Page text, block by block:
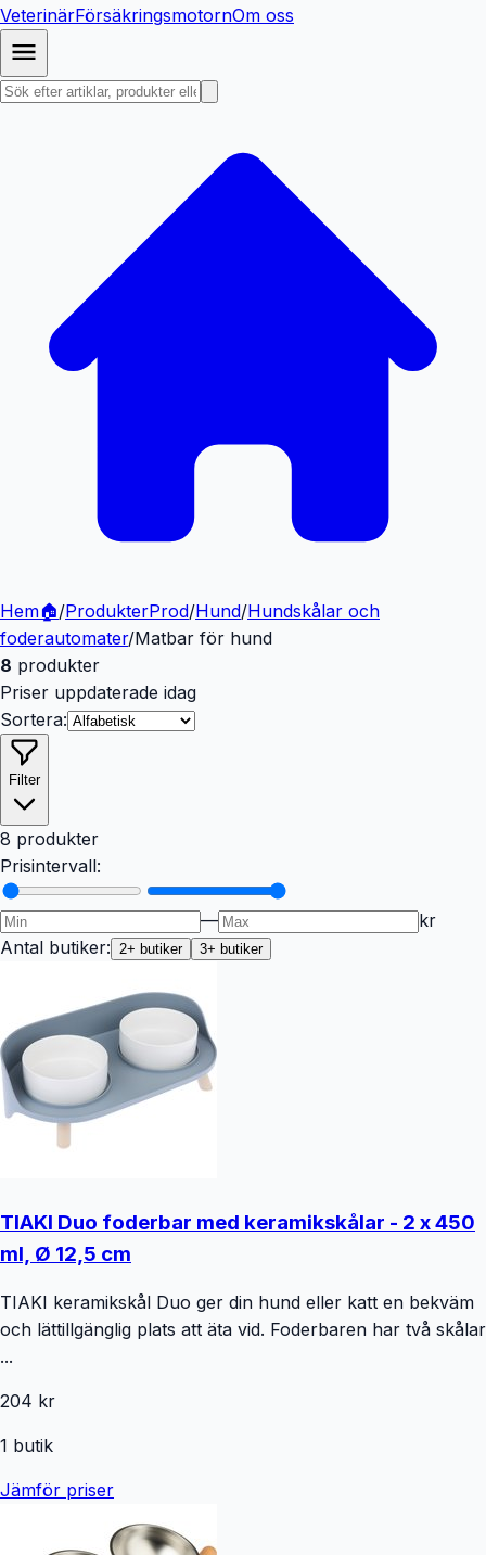
VeterinärFörsäkringsmotornOm oss
Hem🏠/ProdukterProd/Hund/Hundskålar och
foderautomater/Matbar för hund
8 produkter
Priser uppdaterade idag
Sortera:
Filter
8 produkter
Prisintervall:
—
kr
Antal butiker: 2+ butiker 3+ butiker
TIAKI Duo foderbar med keramikskålar - 2 x 450
ml, Ø 12,5 cm
TIAKI keramikskål Duo ger din hund eller katt en bekväm
och lättillgänglig plats att äta vid. Foderbaren har två skålar
...
204 kr
1 butik
Jämför priser